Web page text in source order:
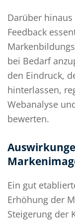
Darüber
Feedback
bei Bedarf
den Eindruck,
hinterlassen,
Webanalyse
bewerten.
Ein gut
Erhöhung der
Steigerung der